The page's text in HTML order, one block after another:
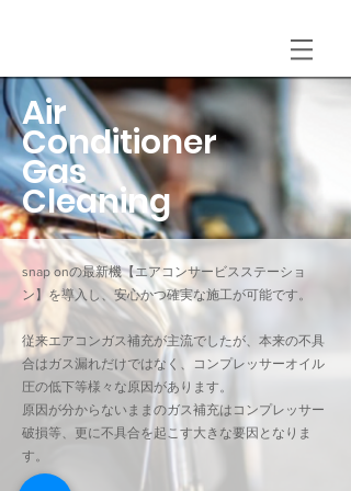
Air
Conditioner
Gas
Cleaning
snap onの最新機【エアコンサービスステーショ
ン】を導入し、安心かつ確実な施工が可能です。
従来エアコンガス補充が主流でしたが、本来の不具
合はガス漏れだけではなく、コンプレッサーオイル
圧の低下等様々な原因があります。
原因が分からないままのガス補充はコンプレッサー
破損等、更に不具合を起こす大きな要因となりま
す。